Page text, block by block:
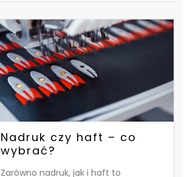
Nadruk czy haft – co
wybrać?
Zarówno nadruk, jak i haft to